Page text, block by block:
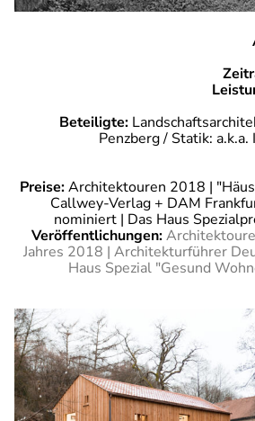
Beteiligte:
Penzberg / Statik:
Preise:Architektouren 2018 |
Callwey-Verlag + DAM
nominiert | Das Haus
Veröffentlichungen:
Jahres 2018 | Architekturführer
Haus Spezial "Gesund